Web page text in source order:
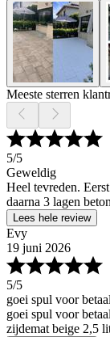
Meeste sterren
5/5
Geweldig
Heel tevreden.
daarna 3 lagen
Lees hele review
Evy
19 juni 2026
5/5
goei spul voor
goei spul voor
zijdemat beige 2,5